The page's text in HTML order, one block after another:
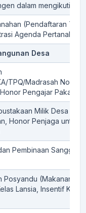
dalam mengikuti
(Pendaftaran
Agenda Pertanahan)
Desa
TPQ/Madrasah Non-
Pengajar Pakaian
Milik Desa
Honor Penjaga untuk
Pembinaan Sanggar
Posyandu (Makanan
Lansia, Insentif Kader